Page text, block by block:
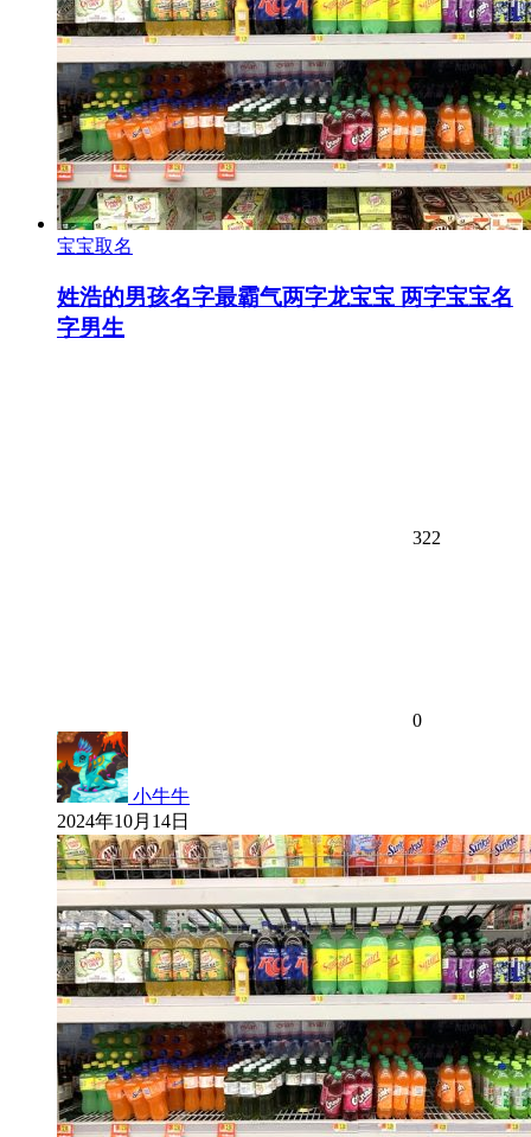
宝宝取名
姓浩的男孩名字最霸气两字龙宝宝 两字宝宝名
字男生
322
0
小牛牛
2024年10月14日